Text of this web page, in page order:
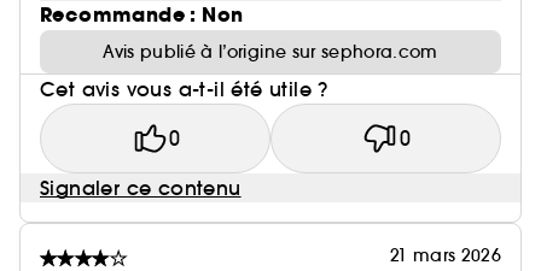
Recommande : Non
Avis publié à l’origine sur sephora.com
Cet avis vous a-t-il été utile ?
0 0
Signaler ce contenu
21 mars 2026